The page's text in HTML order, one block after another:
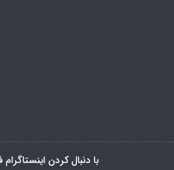
با دنبال کردن